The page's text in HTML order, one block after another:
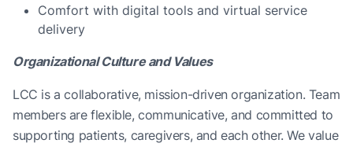
Comfort with digital tools and virtual service
delivery
Organizational Culture and Values
LCC is a collaborative, mission-driven organization. Team
members are flexible, communicative, and committed to
supporting patients, caregivers, and each other. We value